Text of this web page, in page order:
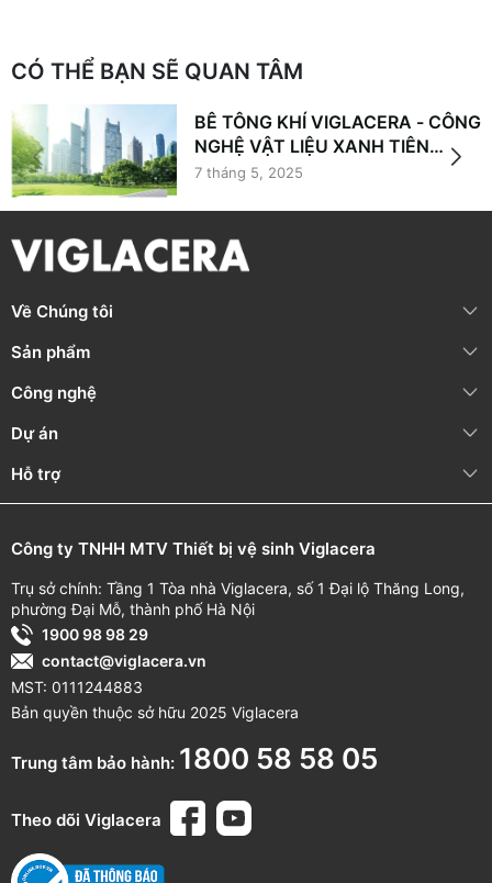
CÓ THỂ BẠN SẼ QUAN TÂM
BÊ TÔNG KHÍ VIGLACERA - CÔNG
NGHỆ VẬT LIỆU XANH TIÊN
PHONG TRONG XÂY DỰNG
7 tháng 5, 2025
Về Chúng tôi
Sản phẩm
Công nghệ
Dự án
Hỗ trợ
Công ty TNHH MTV Thiết bị vệ sinh Viglacera
Trụ sở chính: Tầng 1 Tòa nhà Viglacera, số 1 Đại lộ Thăng Long,
phường Đại Mỗ, thành phố Hà Nội
1900 98 98 29
contact@viglacera.vn
MST: 0111244883
Bản quyền thuộc sở hữu 2025 Viglacera
Trung tâm bảo hành: 1800 58 58 05
Theo dõi Viglacera